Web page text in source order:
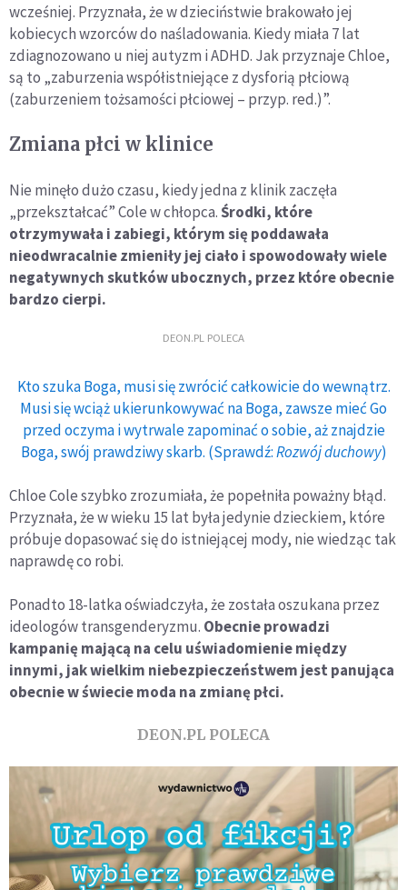
wcześniej. Przyznała, że w dzieciństwie brakowało jej
kobiecych wzorców do naśladowania. Kiedy miała 7 lat
zdiagnozowano u niej autyzm i ADHD. Jak przyznaje Chloe,
są to „zaburzenia współistniejące z dysforią płciową
(zaburzeniem tożsamości płciowej – przyp. red.)”.
Zmiana płci w klinice
Nie minęło dużo czasu, kiedy jedna z klinik zaczęła
„przekształcać” Cole w chłopca.Środki, które
otrzymywała i zabiegi, którym się poddawała
nieodwracalnie zmieniły jej ciało i spowodowały wiele
negatywnych skutków ubocznych, przez które obecnie
bardzo cierpi.
DEON.PL POLECA
Kto szuka Boga, musi się zwrócić całkowicie do wewnątrz.
Musi się wciąż ukierunkowywać na Boga, zawsze mieć Go
przed oczyma i wytrwale zapominać o sobie, aż znajdzie
Boga, swój prawdziwy skarb. (Sprawdź:Rozwój duchowy)
Chloe Cole szybko zrozumiała, że popełniła poważny błąd.
Przyznała, że w wieku 15 lat była jedynie dzieckiem, które
próbuje dopasować się do istniejącej mody, nie wiedząc tak
naprawdę co robi.
Ponadto 18-latka oświadczyła, że została oszukana przez
ideologów transgenderyzmu. Obecnie prowadzi
kampanię mającą na celu uświadomienie między
innymi, jak wielkim niebezpieczeństwem jest panująca
obecnie w świecie moda na zmianę płci.
DEON.PL POLECA